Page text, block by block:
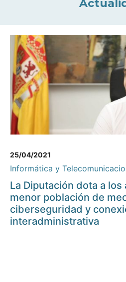
25/04/2021
Informática y
La Diputación dota a
menor población de
ciberseguridad y
interadministrativa